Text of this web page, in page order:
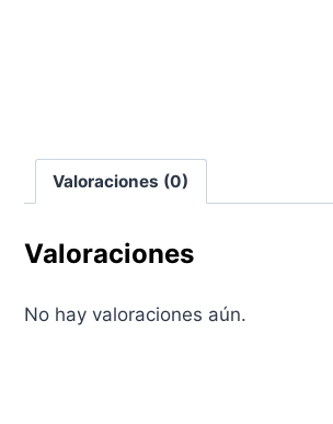
Valoraciones (0)
Valoraciones
No hay valoraciones aún.